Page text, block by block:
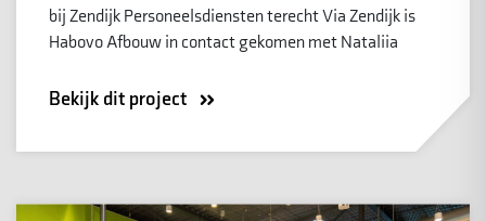
bij Zendijk Personeelsdiensten terecht Via Zendijk is
Habovo Afbouw in contact gekomen met Nataliia
Bekijk dit project